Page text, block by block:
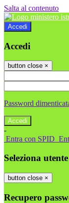
Salta al contenuto
Accedi
Accedi
button close ×
Password
-
Entra con SPID
Seleziona utente
button close ×
Recupero